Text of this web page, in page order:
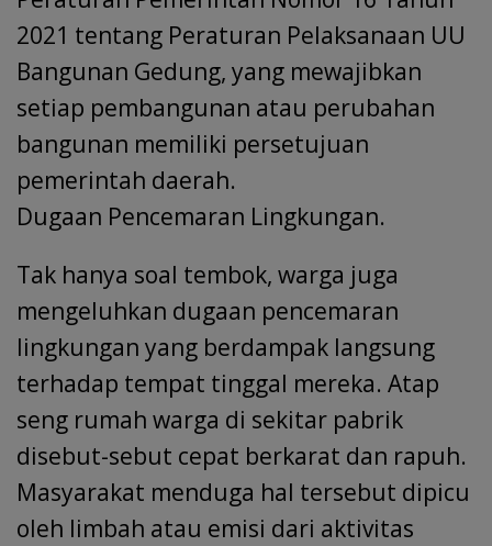
2021 tentang Peraturan Pelaksanaan UU
Bangunan Gedung, yang mewajibkan
setiap pembangunan atau perubahan
bangunan memiliki persetujuan
pemerintah daerah.
Dugaan Pencemaran Lingkungan.
Tak hanya soal tembok, warga juga
mengeluhkan dugaan pencemaran
lingkungan yang berdampak langsung
terhadap tempat tinggal mereka. Atap
seng rumah warga di sekitar pabrik
disebut-sebut cepat berkarat dan rapuh.
Masyarakat menduga hal tersebut dipicu
oleh limbah atau emisi dari aktivitas